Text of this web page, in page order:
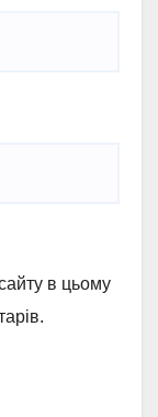
в цьому